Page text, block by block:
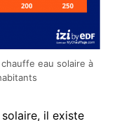
eau solaire à
il existe